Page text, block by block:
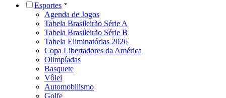
Esportes
Agenda de Jogos
Tabela Brasileirão Série A
Tabela Brasileirão Série B
Tabela Eliminatórias 2026
Copa Libertadores da América
Olimpíadas
Basquete
Vôlei
Automobilismo
Golfe